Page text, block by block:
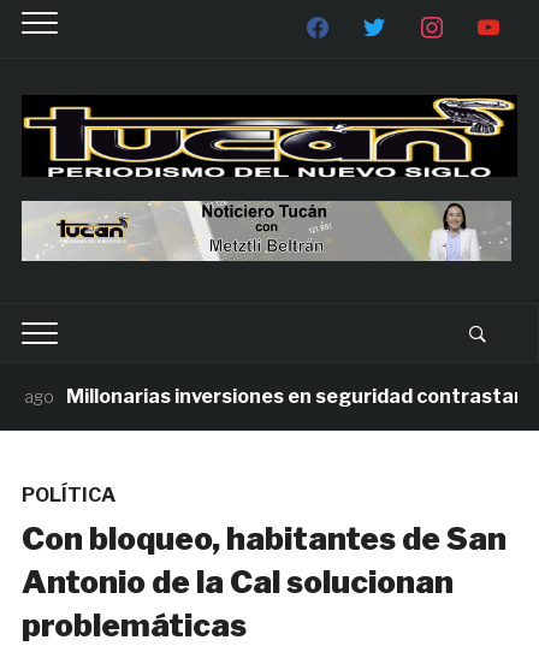
Millonarias inversiones en seguridad contrastan con
POLÍTICA
Con bloqueo, habitantes de San
Antonio de la Cal solucionan
problemáticas